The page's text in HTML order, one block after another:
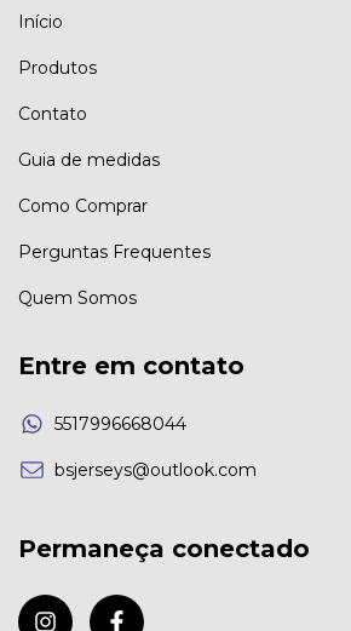
Início
Produtos
Contato
Guia de medidas
Como Comprar
Perguntas Frequentes
Quem Somos
Entre em contato
5517996668044
bsjerseys@outlook.com
Permaneça conectado